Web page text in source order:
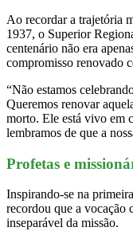
Ao recordar a trajetória
1937, o Superior
centenário não era
compromisso renovado
“Não estamos
Queremos renovar
morto. Ele está vivo em
lembramos de que a
Profetas e
Inspirando-se na
recordou que a vocação
inseparável da missão.